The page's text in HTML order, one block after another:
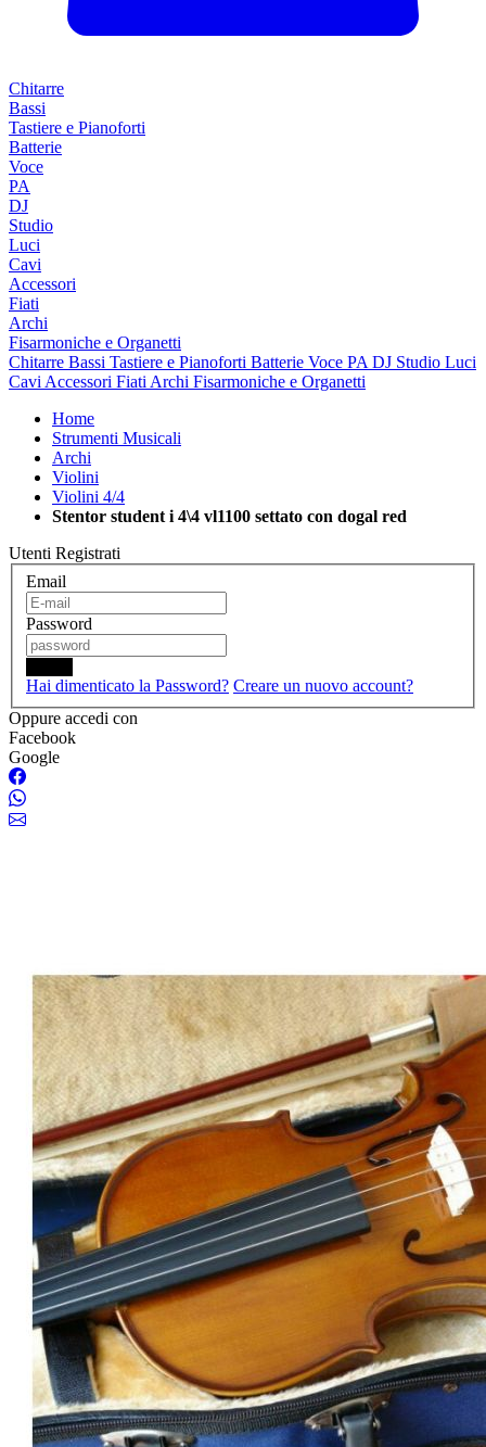
Chitarre
Bassi
Tastiere e Pianoforti
Batterie
Voce
PA
DJ
Studio
Luci
Cavi
Accessori
Fiati
Archi
Fisarmoniche e Organetti
Chitarre Bassi Tastiere e Pianoforti Batterie Voce PA DJ Studio Luci
Cavi Accessori Fiati Archi Fisarmoniche e Organetti
Home
Strumenti Musicali
Archi
Violini
Violini 4/4
Stentor student i 4\4 vl1100 settato con dogal red
Utenti Registrati
Email
Password
Hai dimenticato la Password? Creare un nuovo account?
Oppure accedi con
Facebook
Google